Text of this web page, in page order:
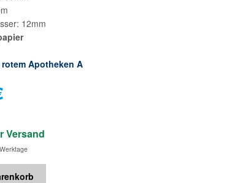
12mm
rotem Apotheken A
Versand